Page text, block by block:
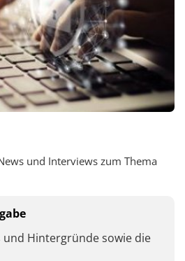
und Interviews zum Thema
Hintergründe sowie die